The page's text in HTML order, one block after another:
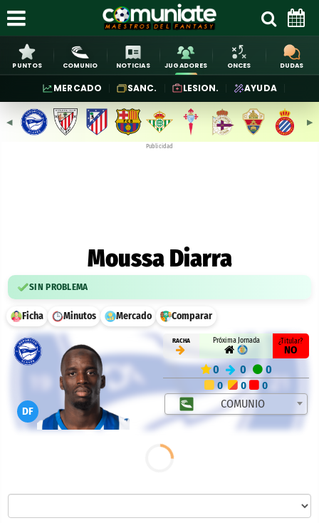
PUNTOS COMUNIO NOTICIAS JUGADORES ONCES DUDAS
MERCADO SANC. LESION. AYUDA
◀︎ ▶︎
Publicidad
Moussa Diarra
SIN PROBLEMA
Ficha Minutos Mercado Comparar
DF
RACHA Próxima Jornada ¿Titular?
NO
0 0 0
0 0 0
COMUNIO